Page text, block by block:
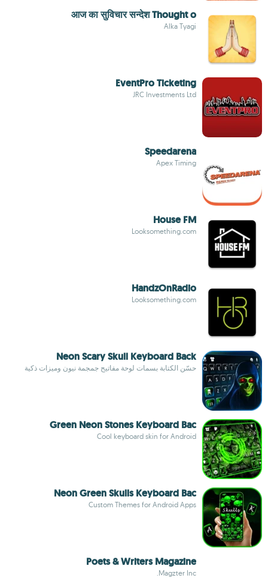
आज का सुविचार सन्देश Thought o
Alka Tyagi
EventPro Ticketing
JRC Investments Ltd
Speedarena
Apex Timing
House FM
Looksomething.com
HandzOnRadio
Looksomething.com
Neon Scary Skull Keyboard Back
حسّن الكتابة بسمات لوحة مفاتيح جمجمة نيون وميزات ذكية
Green Neon Stones Keyboard Bac
Cool keyboard skin for Android
Neon Green Skulls Keyboard Bac
Custom Themes for Android Apps
Poets & Writers Magazine
Magzter Inc.